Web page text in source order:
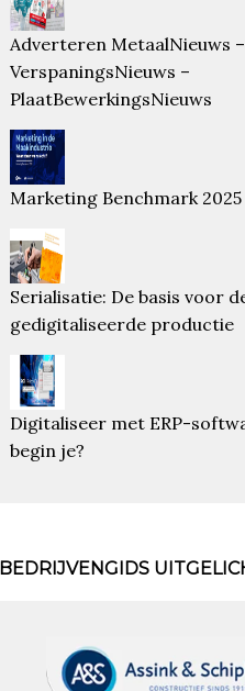
Adverteren MetaalNieuws –
VerspaningsNieuws –
PlaatBewerkingsNieuws
Marketing Benchmark 2025
Serialisatie: De basis voor
gedigitaliseerde productie
Digitaliseer met ERP-
begin je?
BEDRIJVENGIDS